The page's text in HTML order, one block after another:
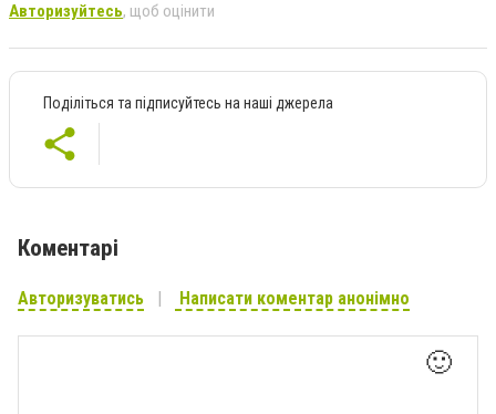
Авторизуйтесь, щоб оцінити
Поділіться та підписуйтесь на наші джерела
Коментарі
Авторизуватись Написати коментар анонімно
🙂